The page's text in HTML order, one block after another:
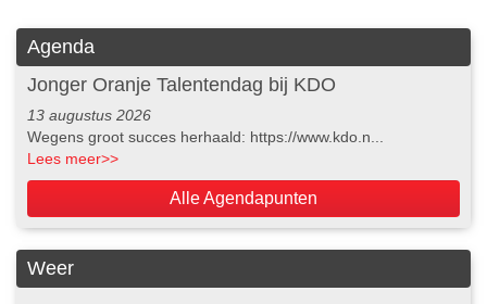
Agenda
Jonger Oranje Talentendag bij KDO
13 augustus 2026
Wegens groot succes herhaald: https://www.kdo.n...
Lees meer>>
Alle Agendapunten
Weer